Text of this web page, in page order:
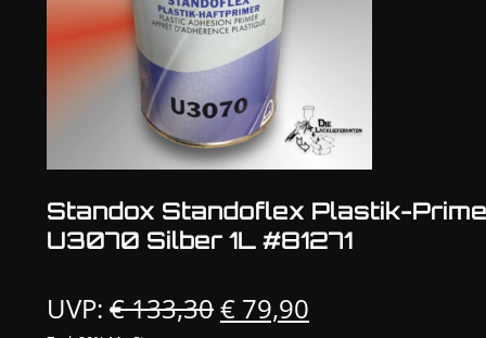
Standox Standoflex Plastik-
U3070 Silber 1L #81271
UVP: €133,30Ursprünglicher
€ 79,90